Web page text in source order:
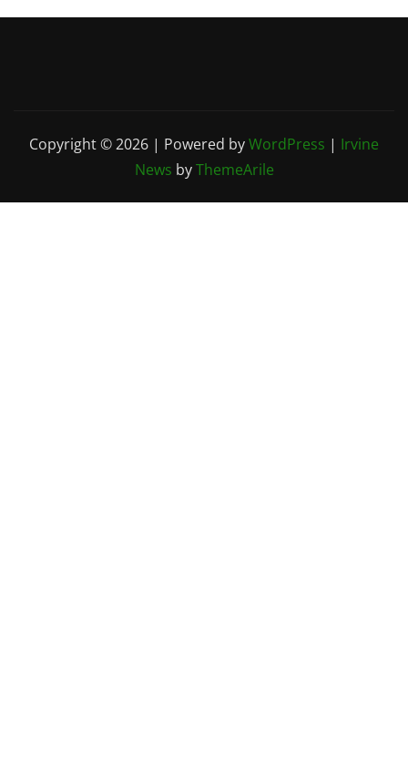
Copyright © 2026 | Powered byWordPress | Irvine
News byThemeArile